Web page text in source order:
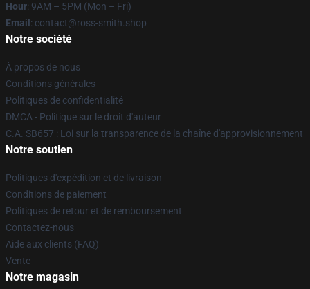
Hour: 9AM – 5PM (Mon – Fri)
Email : contact@ross-smith.shop
Notre société
À propos de nous
Conditions générales
Politiques de confidentialité
DMCA - Politique sur le droit d'auteur
C.A. SB657 : Loi sur la transparence de la chaîne d'approvisionnement
Notre soutien
Politiques d'expédition et de livraison
Conditions de paiement
Politiques de retour et de remboursement
Contactez-nous
Aide aux clients (FAQ)
Vente
Notre magasin